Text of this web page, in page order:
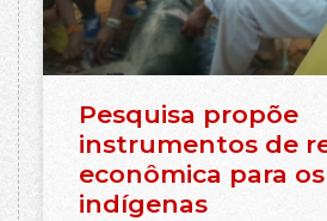
Pesquisa propõe
instrumentos de
econômica para
indígenas